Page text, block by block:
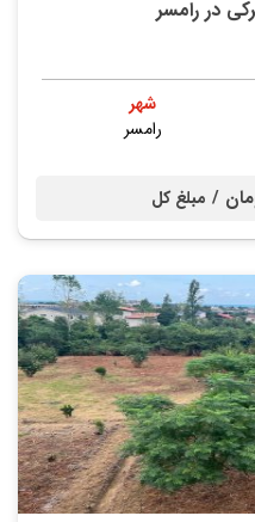
در رامسر
شهر
رامسر
مبلغ کل